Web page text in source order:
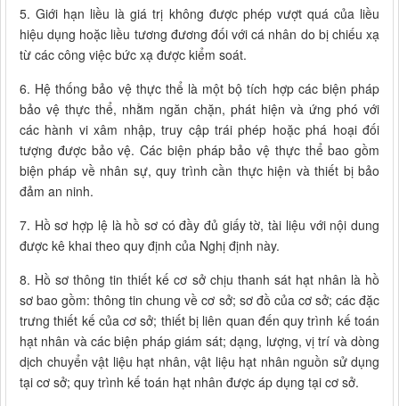
5. Giới hạn liều là giá trị không được phép vượt quá của liều
hiệu dụng hoặc liều tương đương đối với cá nhân do bị chiếu xạ
từ các công việc bức xạ được kiểm soát.
6. Hệ thống bảo vệ thực thể là một bộ tích hợp các biện pháp
bảo vệ thực thể, nhằm ngăn chặn, phát hiện và ứng phó với
các hành vi xâm nhập, truy cập trái phép hoặc phá hoại đối
tượng được bảo vệ. Các biện pháp bảo vệ thực thể bao gồm
biện pháp về nhân sự, quy trình cần thực hiện và thiết bị bảo
đảm an ninh.
7. Hồ sơ hợp lệ là hồ sơ có đầy đủ giấy tờ, tài liệu với nội dung
được kê khai theo quy định của Nghị định này.
8. Hồ sơ thông tin thiết kế cơ sở chịu thanh sát hạt nhân là hồ
sơ bao gồm: thông tin chung về cơ sở; sơ đồ của cơ sở; các đặc
trưng thiết kế của cơ sở; thiết bị liên quan đến quy trình kế toán
hạt nhân và các biện pháp giám sát; dạng, lượng, vị trí và dòng
dịch chuyển vật liệu hạt nhân, vật liệu hạt nhân nguồn sử dụng
tại cơ sở; quy trình kế toán hạt nhân được áp dụng tại cơ sở.